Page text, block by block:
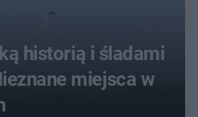
historią i śladami
miejsca w